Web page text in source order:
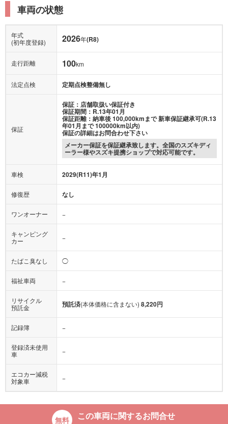
車両の状態
年式
(初年度登録)
2026年(R8)
走行距離 100km
法定点検 定期点検整備無し
保証
保証：店舗取扱い保証付き
保証期間：R.13年01月
保証距離：納車後 100,000kmまで 新車保証継承可(R.13
年01月まで 100000km以内)
保証の詳細はお問合わせ下さい
メーカー保証を保証継承致します。全国のスズキディ
ーラー様やスズキ提携ショップで対応可能です。
車検 2029(R11)年1月
修復歴 なし
ワンオーナー −
キャンピング
カー
−
たばこ臭なし ◯
福祉車両 −
リサイクル
預託金
預託済(本体価格に含まない) 8,220円
記録簿 −
登録済未使用
車
−
エコカー減税
対象車
−
この車両に関するお問合せ